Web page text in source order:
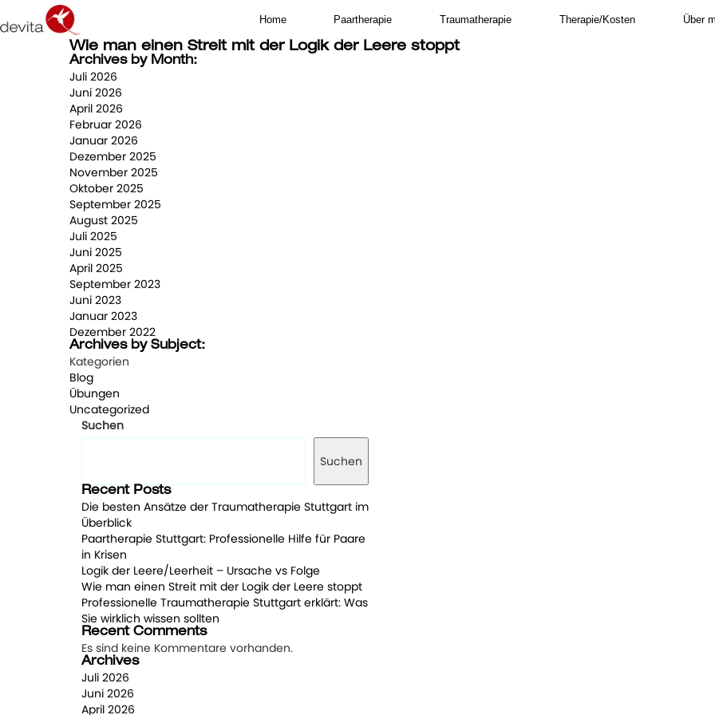
Home Paartherapie Traumatherapie Therapie/Kosten Über
Wie man einen Streit mit der Logik der Leere stoppt
Archives by Month:
Juli 2026
Juni 2026
April 2026
Februar 2026
Januar 2026
Dezember 2025
November 2025
Oktober 2025
September 2025
August 2025
Juli 2025
Juni 2025
April 2025
September 2023
Juni 2023
Januar 2023
Dezember 2022
Archives by Subject:
Kategorien
Blog
Übungen
Uncategorized
Suchen
Suchen
Recent Posts
Die besten Ansätze der Traumatherapie Stuttgart im
Überblick
Paartherapie Stuttgart: Professionelle Hilfe für Paare
in Krisen
Logik der Leere/Leerheit – Ursache vs Folge
Wie man einen Streit mit der Logik der Leere stoppt
Professionelle Traumatherapie Stuttgart erklärt: Was
Sie wirklich wissen sollten
Recent Comments
Es sind keine Kommentare vorhanden.
Archives
Juli 2026
Juni 2026
April 2026